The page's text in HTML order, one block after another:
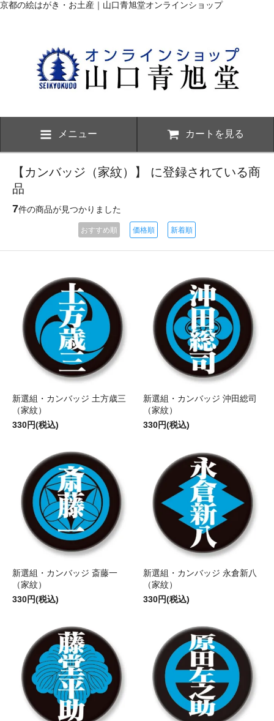
京都の絵はがき・お土産｜山口青旭堂オンラインショップ
メニュー カートを見る
【カンバッジ（家紋）】 に登録されている商
品
7件の商品が見つかりました
おすすめ順 価格順 新着順
新選組・カンバッジ 土方歳三
（家紋）
330円(税込)
新選組・カンバッジ 沖田総司
（家紋）
330円(税込)
新選組・カンバッジ 斎藤一
（家紋）
330円(税込)
新選組・カンバッジ 永倉新八
（家紋）
330円(税込)